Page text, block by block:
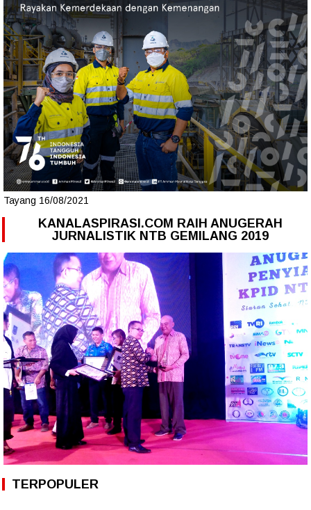
Tayang 16/08/2021
KANALASPIRASI.COM RAIH ANUGERAH
JURNALISTIK NTB GEMILANG 2019
TERPOPULER